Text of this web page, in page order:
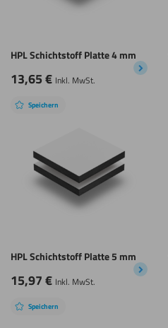
HPL Schichtstoff Platte 4 mm
13,65€ Inkl. MwSt.
Speichern
HPL Schichtstoff Platte 5 mm
15,97€ Inkl. MwSt.
Speichern